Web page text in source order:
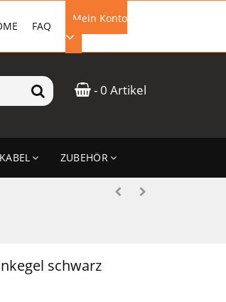
Mein Konto
ANMELDEN
FAQ
- 0 Artikel
KABEL ZUBEHÖR
schwarz